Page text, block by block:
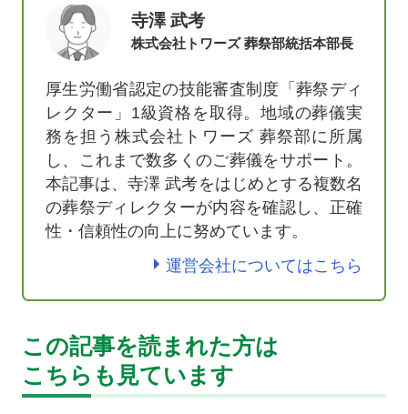
寺澤 武考
株式会社トワーズ 葬祭部統括本部長
厚生労働省認定の技能審査制度「葬祭ディ
レクター」1級資格を取得。地域の葬儀実
務を担う株式会社トワーズ 葬祭部に所属
し、これまで数多くのご葬儀をサポート。
本記事は、寺澤 武考をはじめとする複数名
の葬祭ディレクターが内容を確認し、正確
性・信頼性の向上に努めています。
運営会社についてはこちら
この記事を読まれた方は
こちらも見ています